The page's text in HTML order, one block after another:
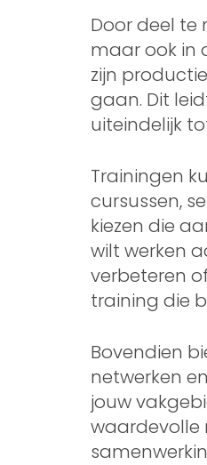
Door deel te
maar ook in
zijn
gaan. Dit
uiteindelijk
Trainingen
cursussen,
kiezen die
wilt werken
verbeteren
training die
Bovendien
netwerken
jouw
waardevolle